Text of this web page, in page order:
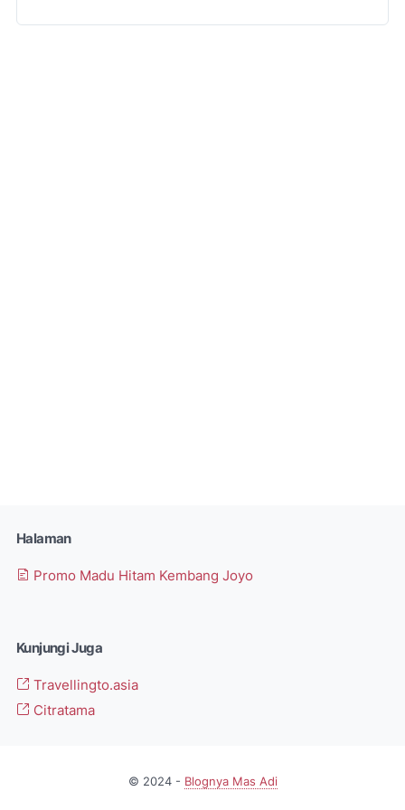
Halaman
Promo Madu Hitam Kembang Joyo
Kunjungi Juga
Travellingto.asia
Citratama
© 2024 - Blognya Mas Adi